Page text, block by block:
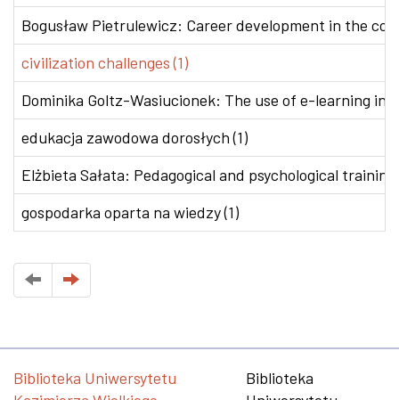
Bogusław Pietrulewicz: Career development in the
civilization challenges (1)
Dominika Goltz-Wasiucionek: The use of e-learning in
edukacja zawodowa dorosłych (1)
Elżbieta Sałata: Pedagogical and psychological
gospodarka oparta na wiedzy (1)
Biblioteka Uniwersytetu
Biblioteka